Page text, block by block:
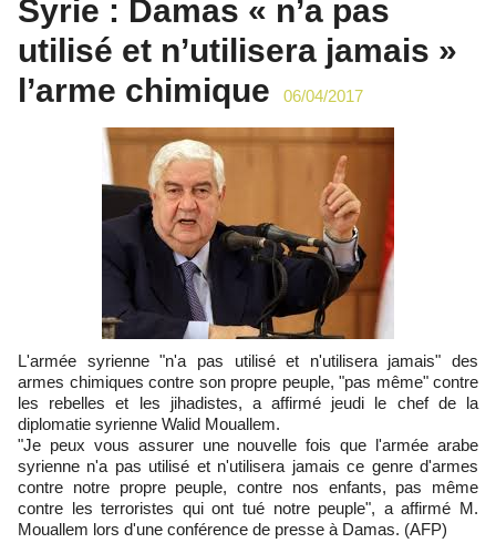
Syrie : Damas « n’a pas
utilisé et n’utilisera jamais »
l’arme chimique
06/04/2017
L'armée syrienne "n'a pas utilisé et n'utilisera jamais" des
armes chimiques contre son propre peuple, "pas même" contre
les rebelles et les jihadistes, a affirmé jeudi le chef de la
diplomatie syrienne Walid Mouallem.
"Je peux vous assurer une nouvelle fois que l'armée arabe
syrienne n'a pas utilisé et n'utilisera jamais ce genre d'armes
contre notre propre peuple, contre nos enfants, pas même
contre les terroristes qui ont tué notre peuple", a affirmé M.
Mouallem lors d'une conférence de presse à Damas. (AFP)